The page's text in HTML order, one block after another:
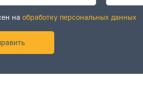
на обработку персональных данных